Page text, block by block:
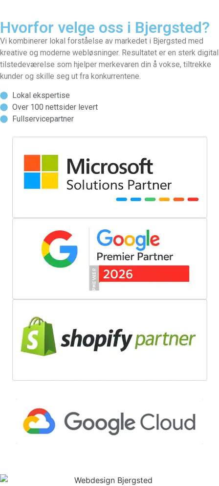
Hvorfor velge oss i Bjergsted?
Vi kombinerer lokal forståelse av markedet i Bjergsted med
kreative og moderne webløsninger. Resultatet er en sterk digital
tilstedeværelse som hjelper merkevaren din å vokse, tiltrekke
kunder og skille seg ut fra konkurrentene.
Lokal ekspertise
Over 100 nettsider levert
Fullservicepartner